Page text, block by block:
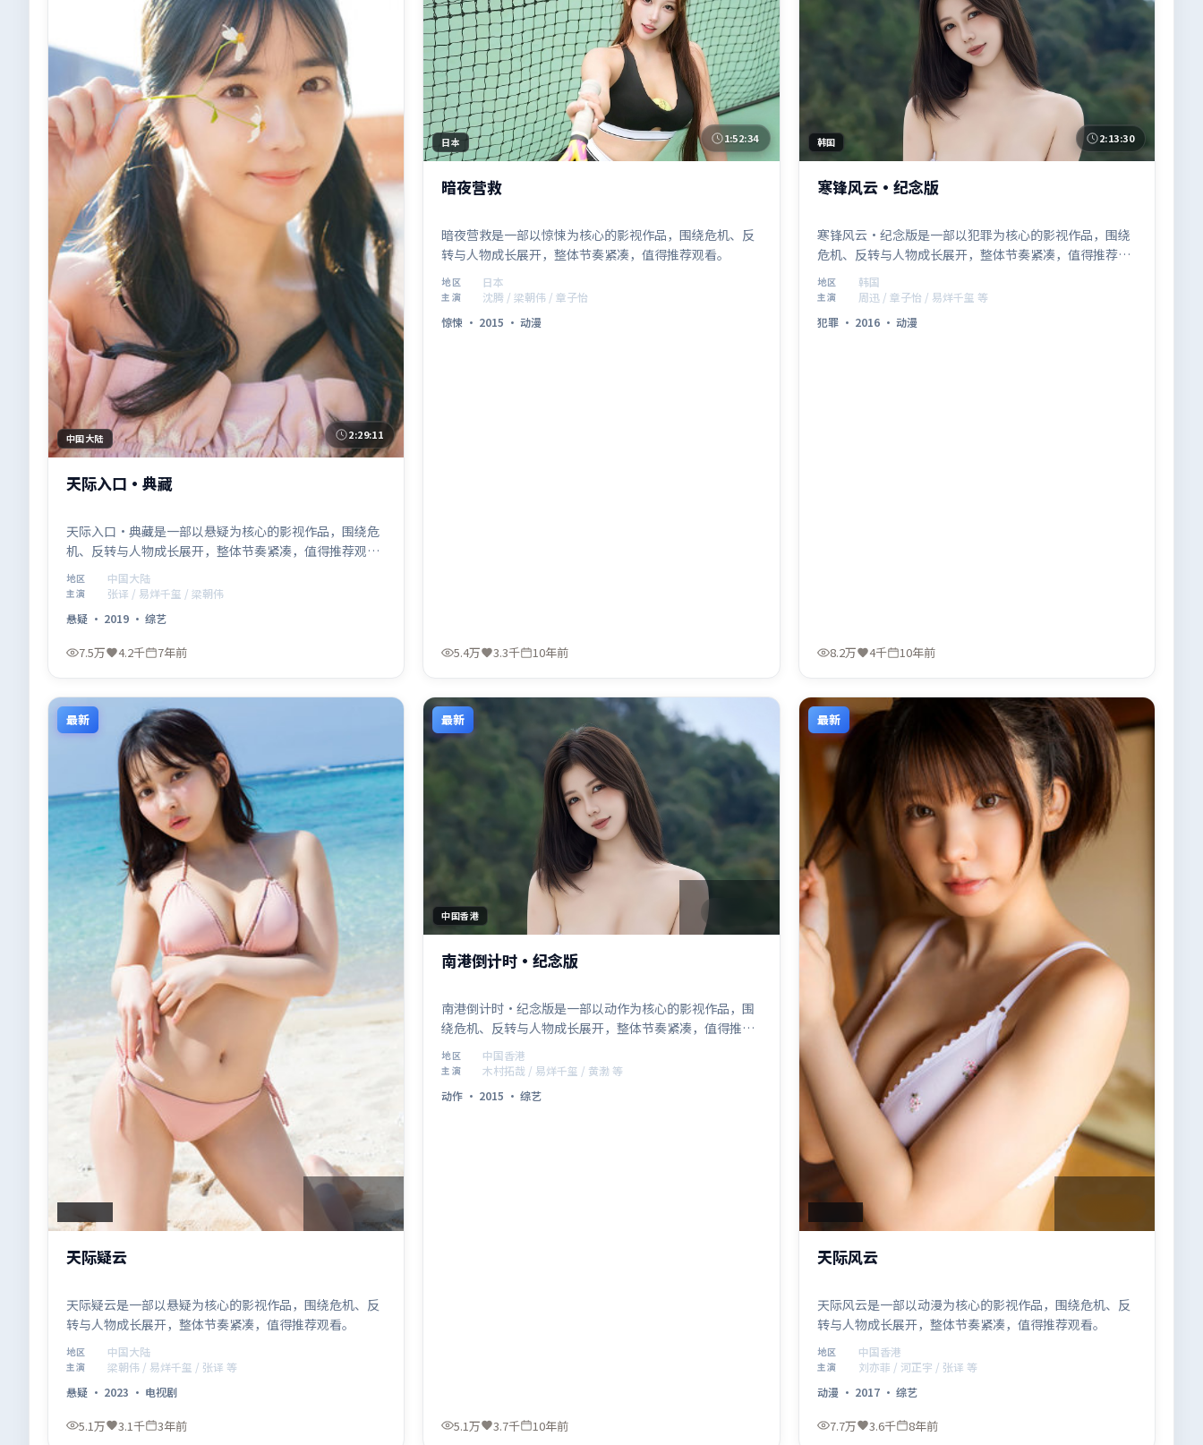
中国大陆 2:29:11
天际入口·典藏
天际入口·典藏是一部以悬疑为核心的影视作品，围绕危
机、反转与人物成长展开，整体节奏紧凑，值得推荐观
看。
地区 中国大陆
主演
张译 / 易烊千玺 / 梁朝伟
悬疑 · 2019 · 综艺
7.5万 4.2千 7年前
日本 1:52:34
暗夜营救
暗夜营救是一部以惊悚为核心的影视作品，围绕危机、反
转与人物成长展开，整体节奏紧凑，值得推荐观看。
地区 日本
主演
沈腾 / 梁朝伟 / 章子怡
惊悚 · 2015 ·动漫
5.4万 3.3千 10年前
韩国 2:13:30
寒锋风云·纪念版
寒锋风云·纪念版是一部以犯罪为核心的影视作品，围绕
危机、反转与人物成长展开，整体节奏紧凑，值得推荐观
看。
地区 韩国
主演
周迅 / 章子怡 / 易烊千玺 等
犯罪· 2016· 动漫
8.2万 4千 10年前
最新
天际疑云
天际疑云是一部以悬疑为核心的影视作品，围绕危机、反
转与人物成长展开，整体节奏紧凑，值得推荐观看。
地区 中国大陆
主演
梁朝伟 / 易烊千玺 / 张译 等
悬疑 · 2023 · 电视剧
5.1万 3.1千 3年前
最新
中国香港
南港倒计时·纪念版
南港倒计时·纪念版是一部以动作为核心的影视作品，围
绕危机、反转与人物成长展开，整体节奏紧凑，值得推荐
观看。
地区 中国香港
主演
木村拓哉 / 易烊千玺 / 黄渤 等
动作 · 2015 ·综艺
5.1万 3.7千 10年前
最新
天际风云
天际风云是一部以动漫为核心的影视作品，围绕危机、反
转与人物成长展开，整体节奏紧凑，值得推荐观看。
地区 中国香港
主演
刘亦菲 / 河正宇 / 张译 等
动漫 · 2017· 综艺
7.7万 3.6千 8年前